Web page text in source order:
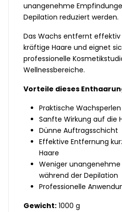
unangenehme
Depilation reduziert werden.
Das Wachs entfernt effektiv
kräftige Haare und eignet
professionelle
Wellnessbereiche.
Vorteile dieses
Praktische Wachsperlen
Sanfte Wirkung auf die
Dünne Auftragsschicht
Effektive Entfernung
Haare
Weniger
während der Depilation
Professionelle
Gewicht: 1000 g